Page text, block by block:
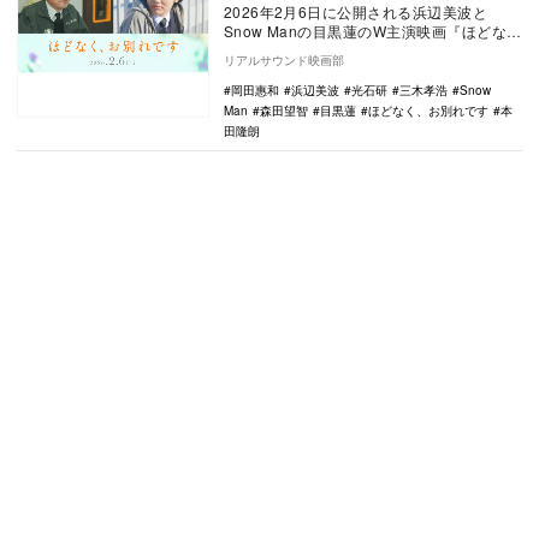
2026年2月6日に公開される浜辺美波と
Snow Manの目黒蓮のW主演映画『ほどな
く、お別れです』に森田望智と光石研が出
演する…
リアルサウンド映画部
岡田惠和
浜辺美波 光石研 三木孝浩
Snow
Man
森田望智 目黒蓮 ほどなく、お別れです
本
田隆朗